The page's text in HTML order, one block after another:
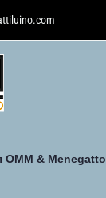
ОММ & Menegatto